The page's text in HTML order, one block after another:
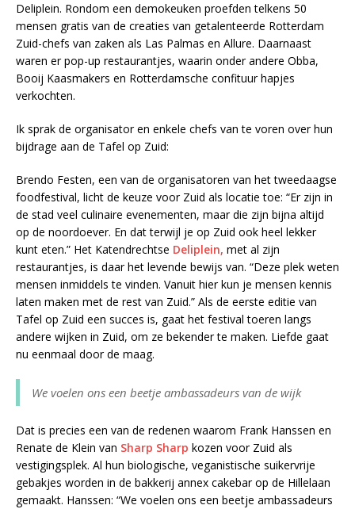
Deliplein. Rondom een demokeuken proefden telkens 50
mensen gratis van de creaties van getalenteerde Rotterdam
Zuid-chefs van zaken als Las Palmas en Allure. Daarnaast
waren er pop-up restaurantjes, waarin onder andere Obba,
Booij Kaasmakers en Rotterdamsche confituur hapjes
verkochten.
Ik sprak de organisator en enkele chefs van te voren over hun
bijdrage aan de Tafel op Zuid:
Brendo Festen, een van de organisatoren van het tweedaagse
foodfestival, licht de keuze voor Zuid als locatie toe: “Er zijn in
de stad veel culinaire evenementen, maar die zijn bijna altijd
op de noordoever. En dat terwijl je op Zuid ook heel lekker
kunt eten.” Het Katendrechtse Deliplein, met al zijn
restaurantjes, is daar het levende bewijs van. “Deze plek weten
mensen inmiddels te vinden. Vanuit hier kun je mensen kennis
laten maken met de rest van Zuid.” Als de eerste editie van
Tafel op Zuid een succes is, gaat het festival toeren langs
andere wijken in Zuid, om ze bekender te maken. Liefde gaat
nu eenmaal door de maag.
We voelen ons een beetje ambassadeurs van de wijk
Dat is precies een van de redenen waarom Frank Hanssen en
Renate de Klein van Sharp Sharp kozen voor Zuid als
vestigingsplek. Al hun biologische, veganistische suikervrije
gebakjes worden in de bakkerij annex cakebar op de Hillelaan
gemaakt. Hanssen: “We voelen ons een beetje ambassadeurs